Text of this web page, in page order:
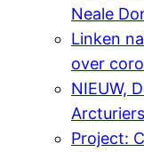
Neale
Linken
over
NIEUW,
Arcturiers
Project: